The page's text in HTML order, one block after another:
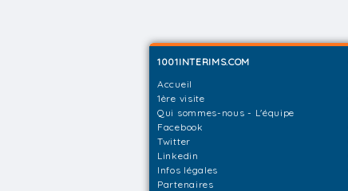
1001INTERIMS.COM
Accueil
1ère visite
Qui sommes-nous - L'équipe
Facebook
Twitter
Linkedin
Infos légales
Partenaires